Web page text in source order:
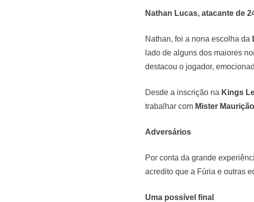
Nathan Lucas, atacante de
Nathan, foi a nona escolha da
lado de alguns dos maiores
destacou o jogador,
Desde a inscrição na Kings
trabalhar com Mister Maurição
Adversários
Por conta da grande
acredito que a Fúria e outras
Uma possível final